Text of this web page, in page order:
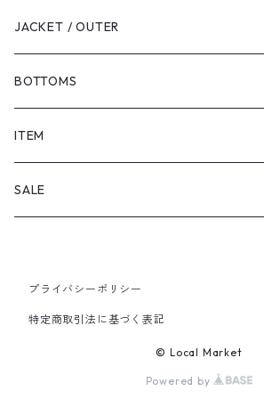
JACKET / OUTER
BOTTOMS
SHORTS
PANTS
ITEM
SALE
PANTS
プライバシーポリシー
特定商取引法に基づく表記
© Local Market
Powered by